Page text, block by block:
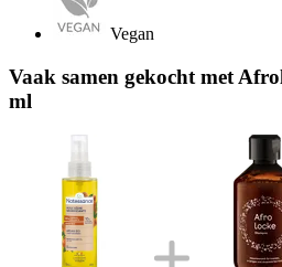
Vegan
Vaak samen gekocht met
ml